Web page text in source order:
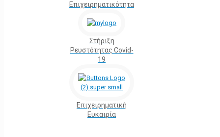
Επιχειρηματικότητα
Στήριξη
Ρευστότητας Covid-
19
Επιχειρηματική
Ευκαιρία